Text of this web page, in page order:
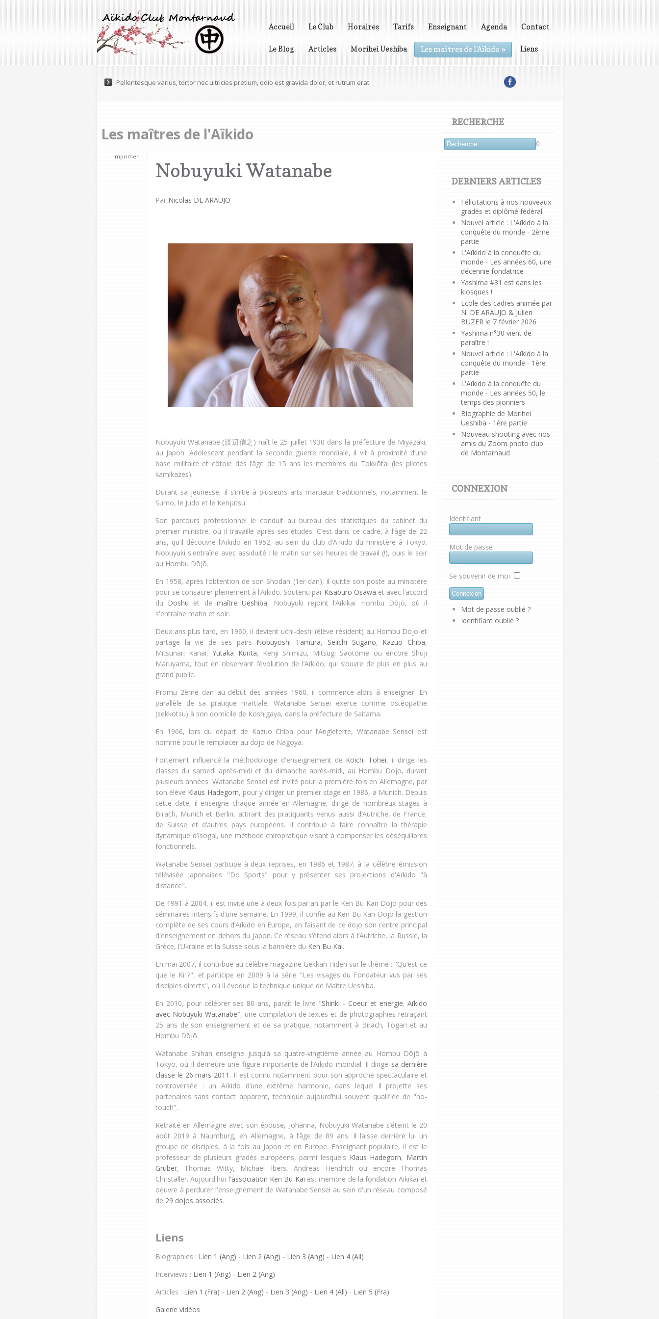
Accueil Le Club Horaires Tarifs Enseignant Agenda Contact
Le Blog Articles Morihei Ueshiba Les maîtres de l'Aïkido » Liens
Maecenas a accumsan felis. Praesent scelerisque volutpat egestas.
Pellentesque varius, tortor nec ultricies pretium, odio est gravida dolor, et rutrum erat.
Les maîtres de l'Aïkido
Imprimer
Nobuyuki Watanabe
Par Nicolas DE ARAUJO
Nobuyuki Watanabe (渡辺信之) naît le 25 juillet 1930 dans la préfecture de Miyazaki,
au Japon. Adolescent pendant la seconde guerre mondiale, il vit à proximité d’une
base militaire et côtoie dès l’âge de 15 ans les membres du Tokkōtai (les pilotes
kamikazes).
Durant sa jeunesse, il s’initie à plusieurs arts martiaux traditionnels, notamment le
Sumo, le Judo et le Kenjutsu.
Son parcours professionnel le conduit au bureau des statistiques du cabinet du
premier ministre, où il travaille après ses études. C’est dans ce cadre, à l’âge de 22
ans, qu’il découvre l’Aïkido en 1952, au sein du club d’Aïkido du ministère à Tokyo.
Nobuyuki s'entraîne avec assiduité : le matin sur ses heures de travail (!), puis le soir
au Hombu Dōjō.
En 1958, après l’obtention de son Shodan (1er dan), il quitte son poste au ministère
pour se consacrer pleinement à l’Aïkido. Soutenu par Kisaburo Osawa et avec l’accord
du Doshu et de maître Ueshiba, Nobuyuki rejoint l’Aïkikaï Hombu Dōjō, où il
s'entraîne matin et soir.
Deux ans plus tard, en 1960, il devient uchi-deshi (élève résident) au Hombu Dojo et
partage la vie de ses pairs Nobuyoshi Tamura, Seiichi Sugano, Kazuo Chiba,
Mitsunari Kanai, Yutaka Kurita, Kenji Shimizu, Mitsugi Saotome ou encore Shuji
Maruyama, tout en observant l’évolution de l’Aïkido, qui s’ouvre de plus en plus au
grand public.
Promu 2ème dan au début des années 1960, il commence alors à enseigner. En
parallèle de sa pratique martiale, Watanabe Sensei exerce comme ostéopathe
(sekkotsu) à son domicile de Koshigaya, dans la préfecture de Saitama.
En 1966, lors du départ de Kazuo Chiba pour l’Angleterre, Watanabe Sensei est
nommé pour le remplacer au dojo de Nagoya.
Fortement influencé la méthodologie d'enseignement de Koichi Tohei, il dirige les
classes du samedi après-midi et du dimanche après-midi, au Hombu Dojo, durant
plusieurs années. Watanabe Sensei est invité pour la première fois en Allemagne, par
son élève Klaus Hadegorn, pour y diriger un premier stage en 1986, à Munich. Depuis
cette date, il enseigne chaque année en Allemagne, dirige de nombreux stages à
Birach, Munich et Berlin, attirant des pratiquants venus aussi d’Autriche, de France,
de Suisse et d’autres pays européens. Il contribue à faire connaître la thérapie
dynamique d’Isogai, une méthode chiropratique visant à compenser les déséquilibres
fonctionnels.
Watanabe Sensei participe à deux reprises, en 1986 et 1987, à la célèbre émission
télévisée japonaises "Do Sports" pour y présenter ses projections d'Aïkido "à
distance".
De 1991 à 2004, il est invité une à deux fois par an par le Ken Bu Kan Dojo pour des
séminaires intensifs d’une semaine. En 1999, il confie au Ken Bu Kan Dojo la gestion
complète de ses cours d’Aïkido en Europe, en faisant de ce dojo son centre principal
d'enseignement en dehors du Japon. Ce réseau s’étend alors à l’Autriche, la Russie, la
Grèce, l’Ukraine et la Suisse sous la bannière du Ken Bu Kai.
En mai 2007, il contribue au célèbre magazine Gekkan Hiden sur le thème : "Qu’est-ce
que le Ki ?", et participe en 2009 à la série "Les visages du Fondateur vus par ses
disciples directs", où il évoque la technique unique de Maître Ueshiba.
En 2010, pour célébrer ses 80 ans, paraît le livre "Shinki - Coeur et energie. Aïkido
avec Nobuyuki Watanabe", une compilation de textes et de photographies retraçant
25 ans de son enseignement et de sa pratique, notamment à Birach, Togari et au
Hombu Dōjō.
Watanabe Shihan enseigne jusqu’à sa quatre-vingtième année au Hombu Dōjō à
Tokyo, où il demeure une figure importante de l’Aïkido mondial. Il dirige sa dernière
classe le 26 mars 2011 . Il est connu notamment pour son approche spectaculaire et
controversée : un Aïkido d’une extrême harmonie, dans lequel il projette ses
partenaires sans contact apparent, technique aujourd’hui souvent qualifiée de "no-
touch".
Retraité en Allemagne avec son épouse, Johanna, Nobuyuki Watanabe s’éteint le 20
août 2019 à Naumburg, en Allemagne, à l’âge de 89 ans. Il laisse derrière lui un
groupe de disciples, à la fois au Japon et en Europe. Enseignant populaire, il est le
professeur de plusieurs gradés européens, parmi lesquels Klaus Hadegorn, Martin
Gruber, Thomas Witty, Michael Ibers, Andreas Hendrich ou encore Thomas
Christaller. Aujourd'hui l'association Ken Bu Kai est membre de la fondation Aikikaï et
oeuvre à perdurer l'enseignement de Watanabe Sensei au sein d'un réseau composé
de 29 dojos associés.
Liens
Biographies : Lien 1 (Ang) - Lien 2 (Ang) - Lien 3 (Ang) - Lien 4 (All)
Interviews : Lien 1 (Ang) - Lien 2 (Ang)
Articles : Lien 1 (Fra) - Lien 2 (Ang) - Lien 3 (Ang) - Lien 4 (All) - Lien 5 (Fra)
Galerie vidéos
RECHERCHE
0
DERNIERS ARTICLES
Félicitations à nos nouveaux
gradés et diplômé fédéral
Nouvel article : L'Aïkido à la
conquête du monde - 2ème
partie
L'Aïkido à la conquête du
monde - Les années 60, une
décennie fondatrice
Yashima #31 est dans les
kiosques !
Ecole des cadres animée par
N. DE ARAUJO & Julien
BUZER le 7 février 2026
Yashima n°30 vient de
paraître !
Nouvel article : L'Aïkido à la
conquête du monde - 1ère
partie
L'Aïkido à la conquête du
monde - Les années 50, le
temps des pionniers
Biographie de Morihei
Ueshiba - 1ère partie
Nouveau shooting avec nos
amis du Zoom photo club
de Montarnaud
CONNEXION
Identifiant
Mot de passe
Se souvenir de moi
Mot de passe oublié ?
Identifiant oublié ?